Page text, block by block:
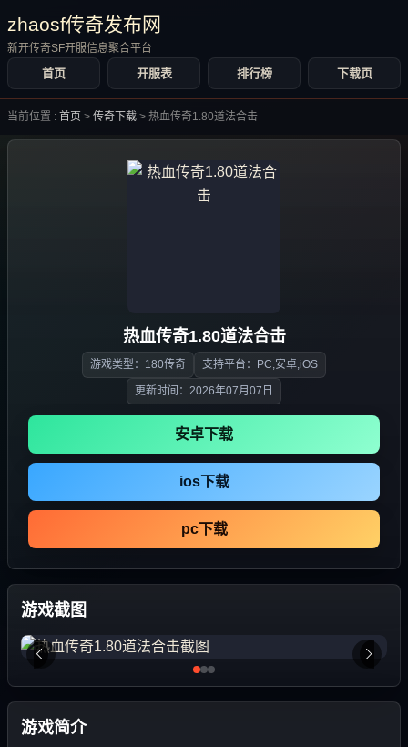
zhaosf传奇发布网
新开传奇SF开服信息聚合平台
首页 开服表 排行榜 下载页
当前位置 : 首页 > 传奇下载 > 热血传奇1.80道法合击
热血传奇1.80道法合击
游戏类型：180传奇 支持平台：PC,安卓,iOS
更新时间：2026年07月07日
安卓下载
ios下载
pc下载
游戏截图
游戏简介